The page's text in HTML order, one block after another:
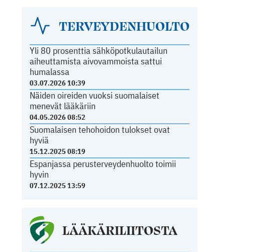
TERVEYDENHUOLTO
Yli 80 prosenttia sähköpotkulautailun
aiheuttamista aivovammoista sattui
humalassa
03.07.2026 10:39
Näiden oireiden vuoksi suomalaiset
menevät lääkäriin
04.05.2026 08:52
Suomalaisen tehohoidon tulokset ovat
hyviä
15.12.2025 08:19
Espanjassa perusterveydenhuolto toimii
hyvin
07.12.2025 13:59
LÄÄKÄRILIITOSTA